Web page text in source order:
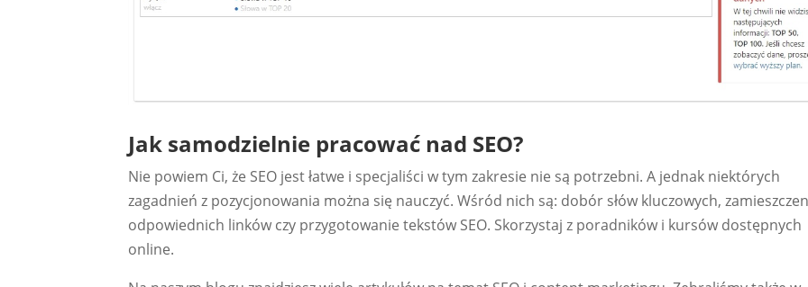
Jak samodzielnie pracować nad SEO?
Nie powiem Ci, że SEO jest łatwe i specjaliści w tym zakresie nie są potrzebni. A jednak niektórych
zagadnień z pozycjonowania można się nauczyć. Wśród nich są: dobór słów kluczowych,
odpowiednich linków czy przygotowanie tekstów SEO. Skorzystaj z poradników i kursów dostępnych
online.